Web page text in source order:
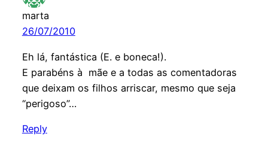
marta
26/07/2010
Eh lá, fantástica (E. e boneca!).
E parabéns à mãe e a todas as comentadoras
que deixam os filhos arriscar, mesmo que seja
“perigoso”…
Reply